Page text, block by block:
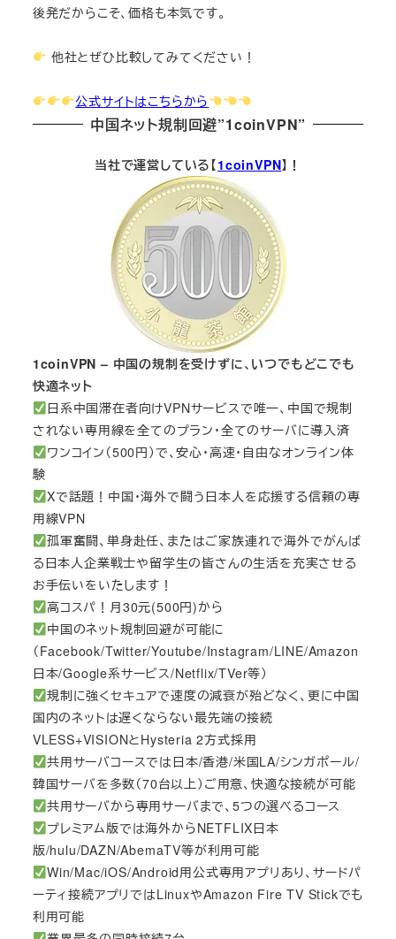
後発だからこそ、価格も本気です。
他社とぜひ比較してみてください！
公式サイトはこちらから
中国ネット規制回避”1coinVPN”
当社で運営している【1coinVPN】！
1coinVPN – 中国の規制を受けずに、いつでもどこでも
快適ネット
日系中国滞在者向けVPNサービスで唯一、中国で規制
されない専用線を全てのプラン・全てのサーバに導入済
ワンコイン（500円）で、安心・高速・自由なオンライン体
験
Xで話題！中国・海外で闘う日本人を応援する信頼の専
用線VPN
孤軍奮闘、単身赴任、またはご家族連れで海外でがんば
る日本人企業戦士や留学生の皆さんの生活を充実させる
お手伝いをいたします！
高コスパ！月30元(500円)から
中国のネット規制回避が可能に
（Facebook/Twitter/Youtube/Instagram/LINE/Amazon
日本/Google系サービス/Netflix/TVer等）
規制に強くセキュアで速度の減衰が殆どなく、更に中国
国内のネットは遅くならない最先端の接続
VLESS+VISIONとHysteria 2方式採用
共用サーバコースでは日本/香港/米国LA/シンガポール/
韓国サーバを多数（70台以上）ご用意、快適な接続が可能
共用サーバから専用サーバまで、5つの選べるコース
プレミアム版では海外からNETFLIX日本
版/hulu/DAZN/AbemaTV等が利用可能
Win/Mac/iOS/Android用公式専用アプリあり、サードパ
ーティ接続アプリではLinuxやAmazon Fire TV Stickでも
利用可能